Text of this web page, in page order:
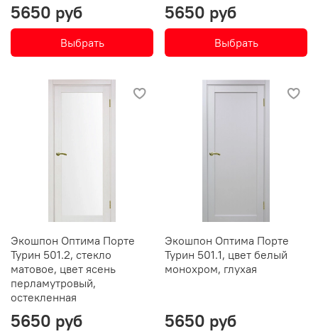
5650 руб
Выбрать
5650 руб
Выбрать
Экошпон Оптима Порте
Турин 501.2, стекло
матовое, цвет ясень
перламутровый,
остекленная
5650 руб
Экошпон Оптима Порте
Турин 501.1, цвет белый
монохром, глухая
5650 руб